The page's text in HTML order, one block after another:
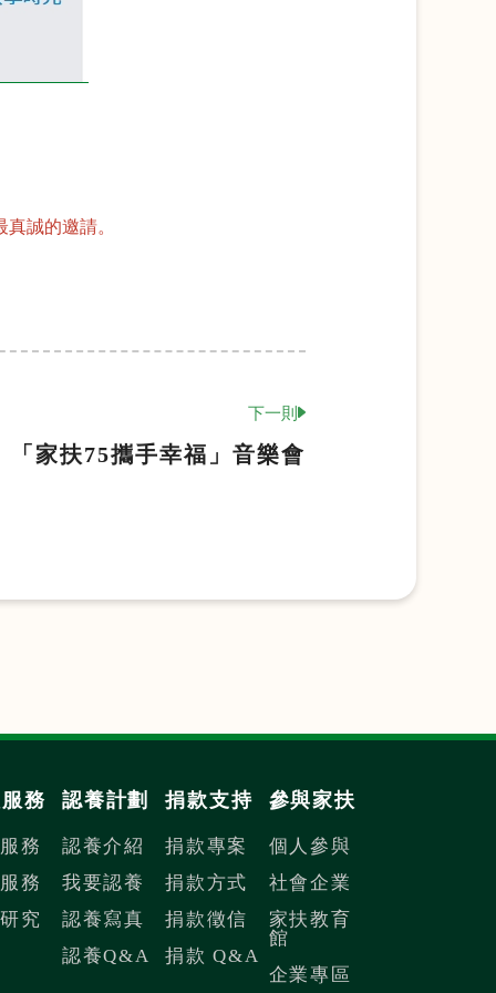
誠的邀請。
下一則
「家扶75攜手幸福」音樂會
務
務
務
究
認養計劃
認養介紹
我要認養
認養寫真
認養Q&A
捐款支持
捐款專案
捐款方式
捐款徵信
捐款 Q&A
參與家扶
個人參與
社會企業
家扶教育
館
企業專區